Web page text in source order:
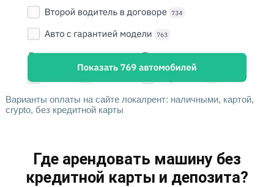
Варианты оплаты на сайте локалрент: наличными, картой,
crypto, без кредитной карты
Где арендовать машину без
кредитной карты и депозита?